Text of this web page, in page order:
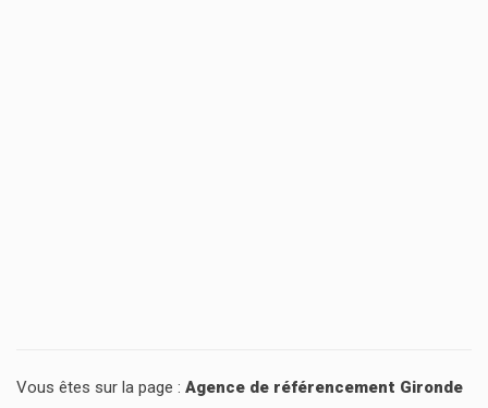
Vous êtes sur la page : Agence de référencement Gironde